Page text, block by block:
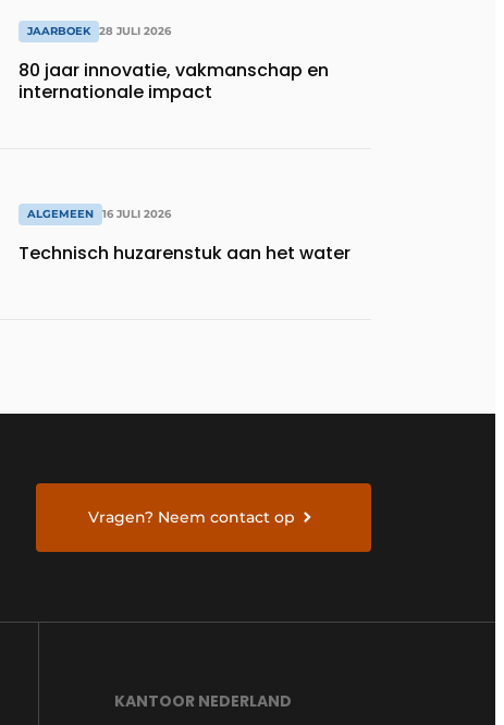
JAARBOEK 28 JULI 2026
80 jaar innovatie, vakmanschap en
internationale impact
ALGEMEEN 16 JULI 2026
Technisch huzarenstuk aan het water
Vragen? Neem contact op
KANTOOR NEDERLAND